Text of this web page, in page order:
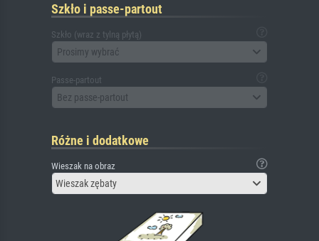
Szkło i passe-partout
Szkło (wraz z tylną płytą)
Prosimy wybrać
Passe-partout
Bez passe-partout
Różne i dodatkowe
Wieszak na obraz
Wieszak zębaty